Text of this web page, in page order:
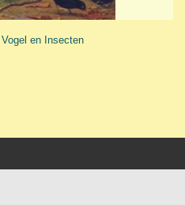
en Insecten